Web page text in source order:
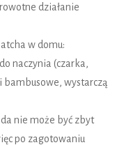
działanie
w domu:
naczynia (czarka,
bambusowe, wystarczą
nie może być zbyt
po zagotowaniu